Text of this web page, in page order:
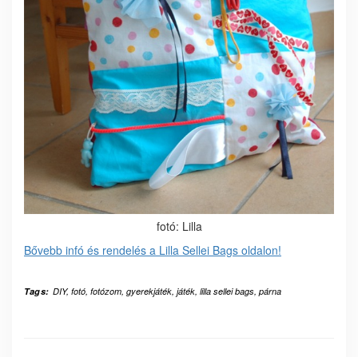
fotó: Lilla
Bővebb infó és rendelés a Lilla Sellei Bags oldalon!
Tags: DIY, fotó, fotózom, gyerekjáték, játék, lilla sellei bags, párna